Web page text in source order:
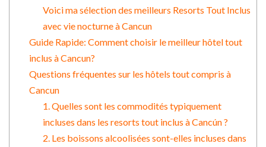
Voici ma sélection des meilleurs Resorts Tout Inclus
avec vie nocturne à Cancun
Guide Rapide: Comment choisir le meilleur hôtel tout
inclus à Cancun?
Questions fréquentes sur les hôtels tout compris à
Cancun
1. Quelles sont les commodités typiquement
incluses dans les resorts tout inclus à Cancún ?
2. Les boissons alcoolisées sont-elles incluses dans